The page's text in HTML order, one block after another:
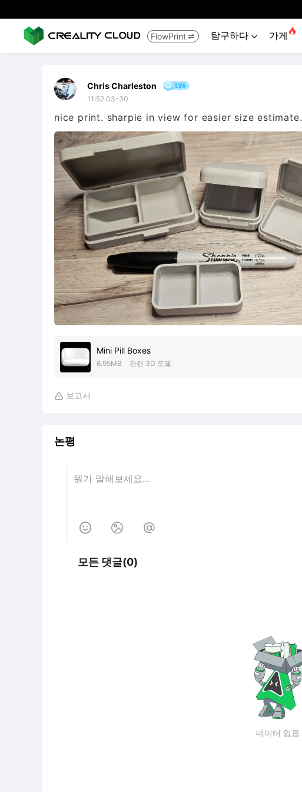
FlowPrint  탐구하다  가게 
Chris Charleston
11:52 03-30
nice print. sharpie in view for easier size estimate.
Mini Pill Boxes
6.95MB 관련 3D 모델
 보고서
논평
  
모든 댓글(0)
데이터 없음